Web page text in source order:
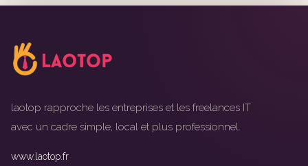
laotop rapproche les entreprises et les freelances IT
avec un cadre simple, local et plus professionnel.
www.laotop.fr